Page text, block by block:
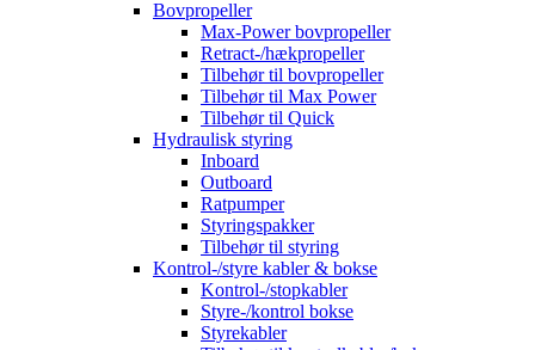
Bovpropeller
Max-Power bovpropeller
Retract-/hækpropeller
Tilbehør til bovpropeller
Tilbehør til Max Power
Tilbehør til Quick
Hydraulisk styring
Inboard
Outboard
Ratpumper
Styringspakker
Tilbehør til styring
Kontrol-/styre kabler & bokse
Kontrol-/stopkabler
Styre-/kontrol bokse
Styrekabler